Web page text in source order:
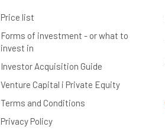
Price list
Forms of investment - or what to
invest in
Investor Acquisition Guide
Venture Capital i Private Equity
Terms and Conditions
Privacy Policy